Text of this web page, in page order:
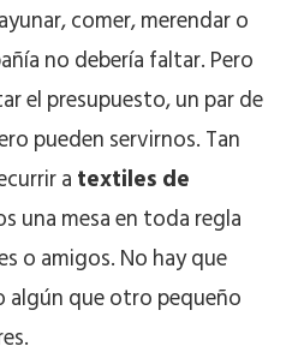
comer, merendar o
no debería faltar. Pero
el presupuesto, un par de
pueden servirnos. Tan
atextiles de
una mesa en toda regla
o amigos. No hay que
que otro pequeño